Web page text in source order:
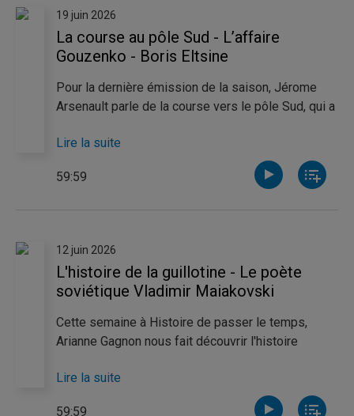
19 juin 2026
La course au pôle Sud - L’affaire
Gouzenko - Boris Eltsine
Pour la dernière émission de la saison, Jérome
Arsenault parle de la course vers le pôle Sud, qui a
terrestre à atteindre. De son côté, Pierre-Luc Noël
s’intéresse à l’affaire Gouzenko, qui secoue le
Canada au début de la guerre froide en y révélant la
de la Fédération de Russie, symbole de la
décadence des années 1990.
Lire la suite
59:59
12 juin 2026
L'histoire de la guillotine - Le poète
soviétique Vladimir Maiakovski
Cette semaine à Histoire de passer le temps,
Arianne Gagnon nous fait découvrir l'histoire
comment des machines venues d'Italie, d'Écosse
et du Saint-Empire pnt progressivement façonné
Lire la suite
59:59